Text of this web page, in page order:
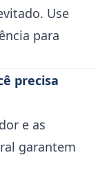
Use
para
precisa
e as
garantem